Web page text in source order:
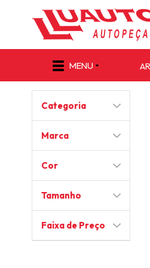
MENU
Categoria
Marca
Cor
Tamanho
Faixa de Preço